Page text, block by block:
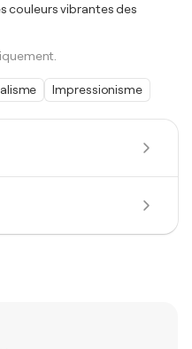
couleurs vibrantes des
Impressionisme